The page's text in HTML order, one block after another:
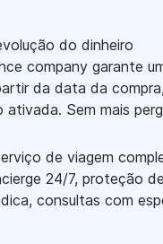
do dinheiro
company garante
da data da
Sem mais
de viagem
24/7, proteção
consultas com